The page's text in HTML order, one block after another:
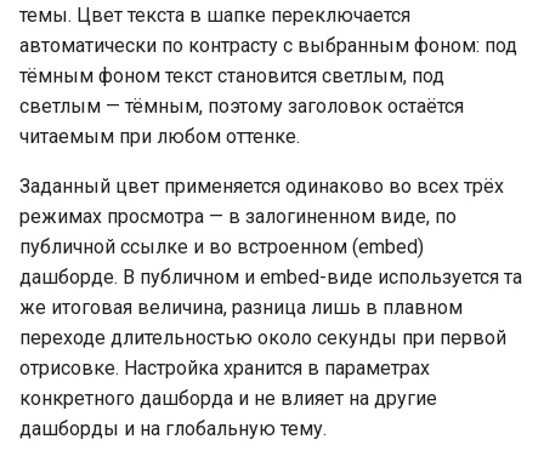
темы. Цвет текста в шапке переключается
автоматически по контрасту с выбранным фоном: под
тёмным фоном текст становится светлым, под
светлым — тёмным, поэтому заголовок остаётся
читаемым при любом оттенке.
Заданный цвет применяется одинаково во всех трёх
режимах просмотра — в залогиненном виде, по
публичной ссылке и во встроенном (embed)
дашборде. В публичном и embed-виде используется та
же итоговая величина, разница лишь в плавном
переходе длительностью около секунды при первой
отрисовке. Настройка хранится в параметрах
конкретного дашборда и не влияет на другие
дашборды и на глобальную тему.